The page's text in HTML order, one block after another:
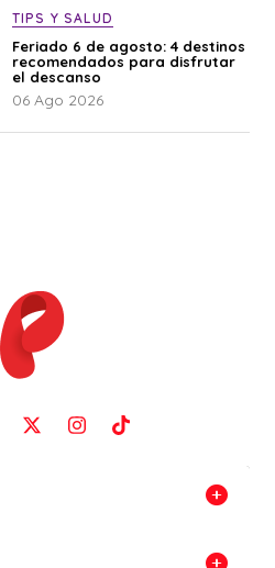
TIPS Y SALUD
Feriado 6 de agosto: 4 destinos
recomendados para disfrutar
el descanso
06 Ago 2026